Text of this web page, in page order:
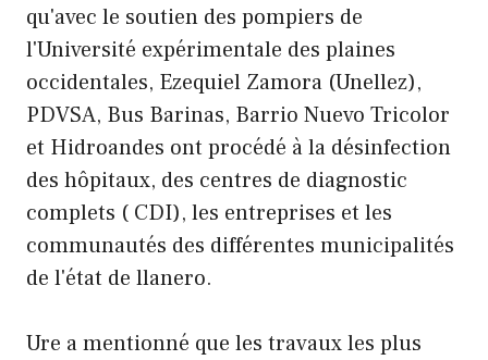
qu'avec le soutien des pompiers de
l'Université expérimentale des plaines
occidentales, Ezequiel Zamora (Unellez),
PDVSA, Bus Barinas, Barrio Nuevo Tricolor
et Hidroandes ont procédé à la désinfection
des hôpitaux, des centres de diagnostic
complets ( CDI), les entreprises et les
communautés des différentes municipalités
de l'état de llanero.
Ure a mentionné que les travaux les plus